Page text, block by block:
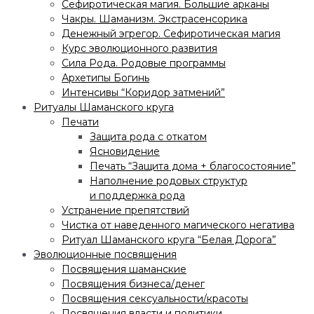
Сефиротическая магия. Большие арканы
Чакры. Шаманизм. Экстрасенсорика
Денежный эгрегор. Сефиротическая магия
Курс эволюционного развития
Сила Рода. Родовые программы
Архетипы Богинь
Интенсивы “Коридор затмений”
Ритуалы Шаманского круга
Печати
Защита рода с откатом
Ясновидение
Печать “Защита дома + благосостояние”
Наполнение родовых структур
и поддержка рода
Устранение препятствий
Чистка от наведенного магического негатива
Ритуал Шаманского круга “Белая Дорога”
Эволюционные посвящения
Посвящения шаманские
Посвящения бизнеса/денег
Посвящения сексуальности/красоты